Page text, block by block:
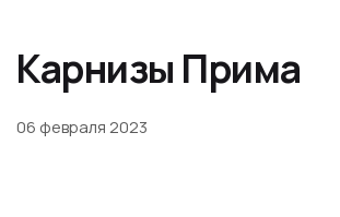
Карнизы Прима
06 февраля 2023